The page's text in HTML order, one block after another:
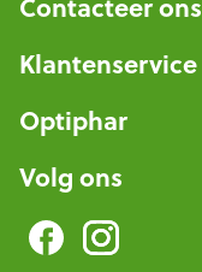
Contacteer ons
Klantenservice
Optiphar
Volg ons